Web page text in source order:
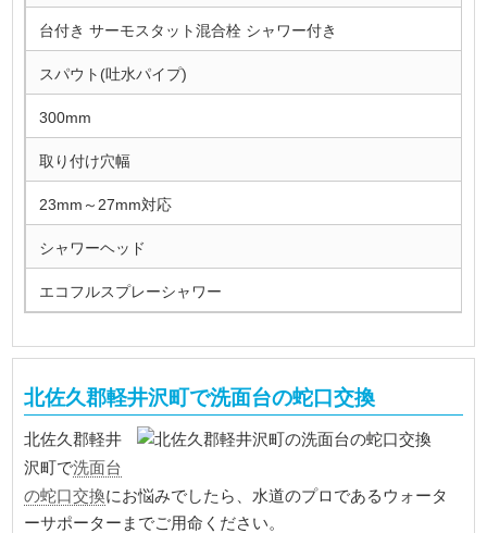
台付き サーモスタット混合栓 シャワー付き
スパウト(吐水パイプ)
300mm
取り付け穴幅
23mm～27mm対応
シャワーヘッド
エコフルスプレーシャワー
北佐久郡軽井沢町で洗面台の蛇口交換
北佐久郡軽井
沢町で洗面台
の蛇口交換にお悩みでしたら、水道のプロであるウォータ
ーサポーターまでご用命ください。